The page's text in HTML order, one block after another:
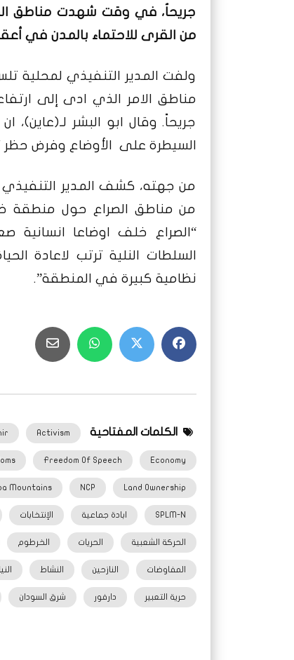
جريحاُ، في وقت شهدت مناطق
من القرى للاحتماء بالمدن في
ولفت المدير التنفيذي لمحلية
جريحاً. وقال ابو البشر
السيطرة على الأوضاع وفرض
من جهته، كشف المدير
من مناطق الصراع حول منطقة
“الصراع خلف اوضاعا انسانية
السلطات النلية ترتب لاعادة
نظامية كبيرة في المنطقة”.
الكلمات المفتاحية Activism
Economy
Freedom Of Speech
Land Ownership
NCP
Mountains
SPLM-N ابادة جماعية الإنتخابات
الحركة الشعبية الحريات الخرطوم
المفاوضات النازحين النشاط
حرية التعبير دارفور شرق السودان